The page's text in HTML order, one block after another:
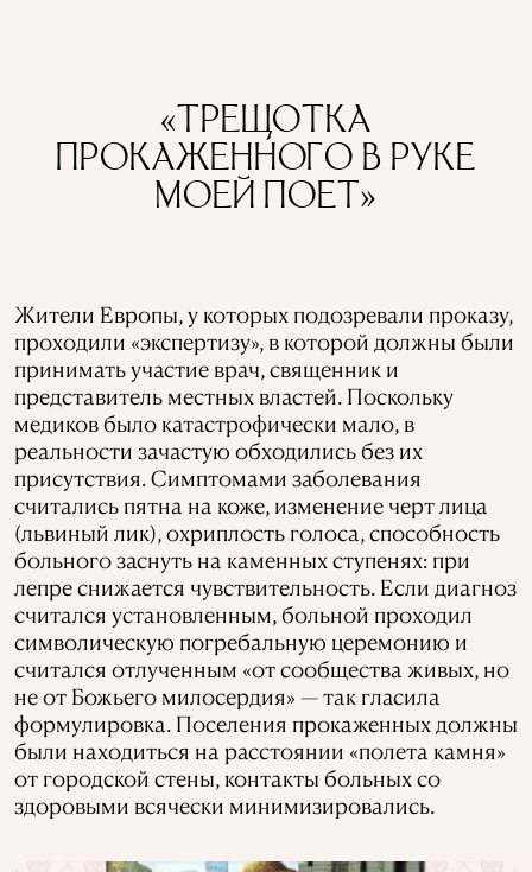
«ТРЕЩОТКА
ПРОКАЖЕННОГО В РУКЕ
МОЕЙ ПОЕТ»
Жители Европы, у которых подозревали проказу,
проходили «экспертизу», в которой должны были
принимать участие врач, священник и
представитель местных властей. Поскольку
медиков было катастрофически мало, в
реальности зачастую обходились без их
присутствия. Симптомами заболевания
считались пятна на коже, изменение черт лица
(львиный лик), охриплость голоса, способность
больного заснуть на каменных ступенях: при
лепре снижается чувствительность. Если диагноз
считался установленным, больной проходил
символическую погребальную церемонию и
считался отлученным «от сообщества живых, но
не от Божьего милосердия» — так гласила
формулировка. Поселения прокаженных должны
были находиться на расстоянии «полета камня»
от городской стены, контакты больных со
здоровыми всячески минимизировались.